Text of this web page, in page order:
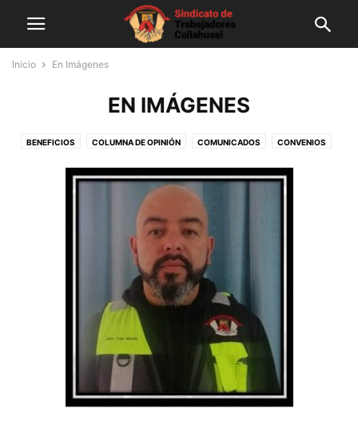
Inicio En Imágenes
EN IMÁGENES
BENEFICIOS COLUMNA DE OPINIÓN COMUNICADOS CONVENIOS
GESTIÓN SINDICAL NOTICIAS SALUD SIN CATEGORÍA